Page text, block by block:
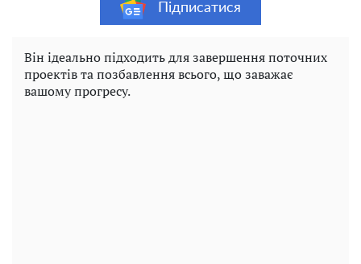
Підписатися
Він ідеально підходить для завершення поточних
проектів та позбавлення всього, що заважає
вашому прогресу.